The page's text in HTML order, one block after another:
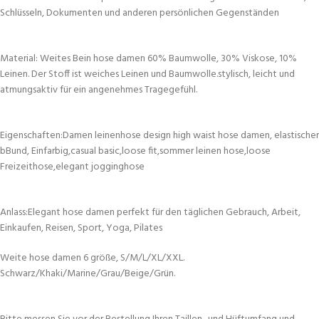
Schlüsseln, Dokumenten und anderen persönlichen Gegenständen
Material: Weites Bein hose damen 60% Baumwolle, 30% Viskose, 10%
Leinen. Der Stoff ist weiches Leinen und Baumwolle.stylisch, leicht und
atmungsaktiv für ein angenehmes Tragegefühl.
Eigenschaften:Damen leinenhose design high waist hose damen, elastischer
bBund, Einfarbig,casual basic,loose fit,sommer leinen hose,loose
Freizeithose,elegant jogginghose
Anlass:Elegant hose damen perfekt für den täglichen Gebrauch, Arbeit,
Einkaufen, Reisen, Sport, Yoga, Pilates
Weite hose damen 6 größe, S/M/L/XL/XXL.
Schwarz/Khaki/Marine/Grau/Beige/Grün.